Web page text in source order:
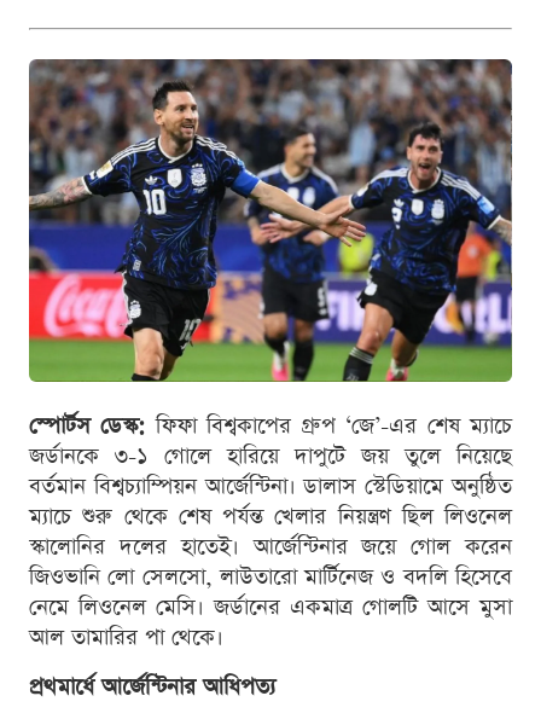
স্পোর্টস ডেস্ক: ফিফা বিশ্বকাপের গ্রুপ ‘জে’-এর শেষ ম্যাচে
জর্ডানকে ৩-১ গোলে হারিয়ে দাপুটে জয় তুলে নিয়েছে
বর্তমান বিশ্বচ্যাম্পিয়ন আর্জেন্টিনা। ডালাস স্টেডিয়ামে অনুষ্ঠিত
ম্যাচে শুরু থেকে শেষ পর্যন্ত খেলার নিয়ন্ত্রণ ছিল লিওনেল
স্কালোনির দলের হাতেই। আর্জেন্টিনার জয়ে গোল করেন
জিওভানি লো সেলসো, লাউতারো মার্টিনেজ ও বদলি হিসেবে
নেমে লিওনেল মেসি। জর্ডানের একমাত্র গোলটি আসে মুসা
আল তামারির পা থেকে।
প্রথমার্ধে আর্জেন্টিনার আধিপত্য